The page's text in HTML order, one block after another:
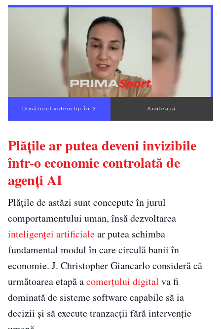
Următorul videoclip în 1 Anulează
Plățile ar putea deveni invizibile
într-o economie controlată de
agenți AI
Plățile de astăzi sunt concepute în jurul
comportamentului uman, însă dezvoltarea
inteligenței artificialear putea schimba
fundamental modul în care circulă banii în
economie. J. Christopher Giancarlo consideră că
următoarea etapă acomerțului digital va fi
dominată de sisteme software capabile să ia
decizii și să execute tranzacții fără intervenție